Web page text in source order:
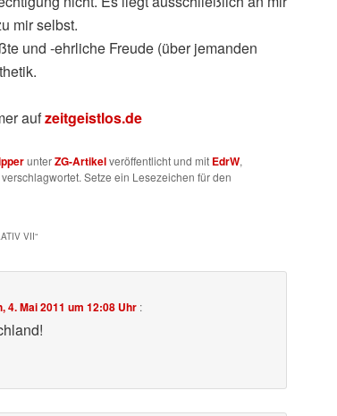
mir selbst.
und ‑ehrliche Freude (über jemanden
aufzeitgeistlos.de
unterZG-Artikelveröffentlicht und mit EdrW,
Setze ein Lesezeichen für den
VII“
4. Mai 2011 um 12:08 Uhr :